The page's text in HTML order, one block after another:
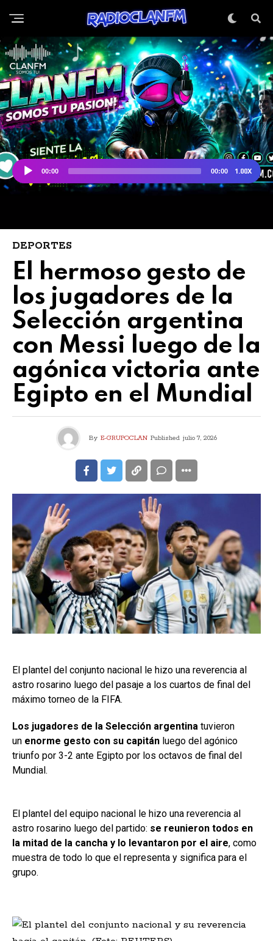
DEPORTES
El hermoso gesto de
los jugadores de la
Selección argentina
con Messi luego de la
agónica victoria ante
Egipto en el Mundial
By E-GRUPOCLAN Published julio 7, 2026
El plantel del conjunto nacional le hizo una reverencia al
astro rosarino luego del pasaje a los cuartos de final del
máximo torneo de la FIFA.
Los jugadores de la Selección argentina tuvieron
un enorme gesto con su capitán luego del agónico
triunfo por 3-2 ante Egipto por los octavos de final del
Mundial.
El plantel del equipo nacional le hizo una reverencia al
astro rosarino luego del partido: se reunieron todos en
la mitad de la cancha y lo levantaron por el aire, como
muestra de todo lo que el representa y significa para el
grupo.